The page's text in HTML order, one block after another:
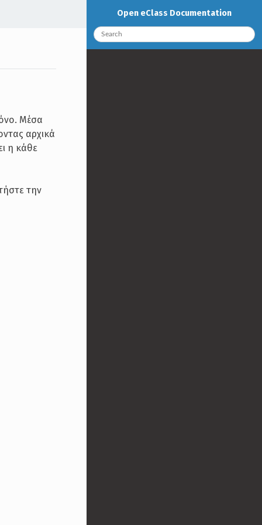
Μέσα
αρχικά
η κάθε
την
Open eClass Documentation